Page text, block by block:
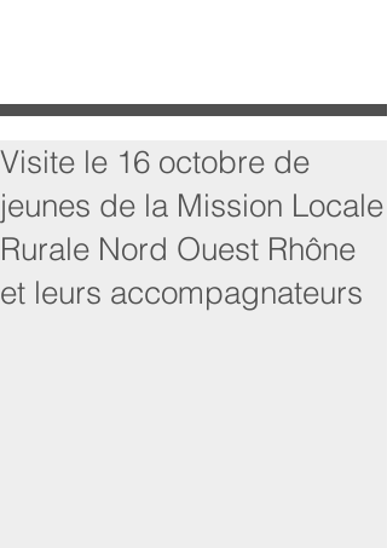
Visite le 16 octobre de
jeunes de la Mission Locale
Rurale Nord Ouest Rhône
et leurs accompagnateurs